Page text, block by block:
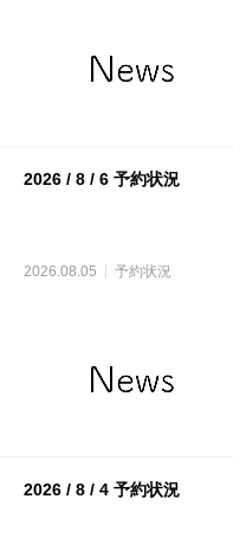
2026 / 8 / 6 予約状況
2026.08.05 予約状況
2026 / 8 / 4 予約状況